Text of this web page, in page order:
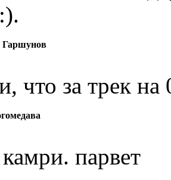
Гаршунов
что за трек
парвет